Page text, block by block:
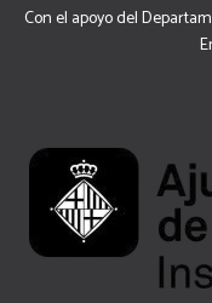
Con el apoyo del